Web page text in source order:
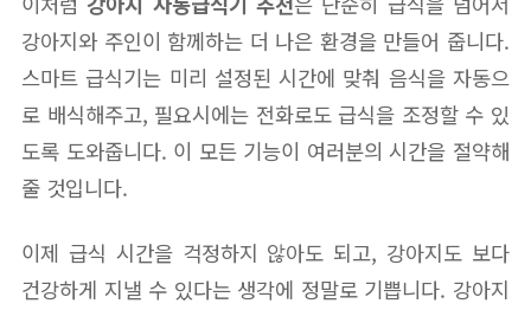
강아지와 주인이 함께하는 더 나은 환경을 만들어 줍니다.
스마트 급식기는 미리 설정된 시간에 맞춰 음식을 자동으
로 배식해주고, 필요시에는 전화로도 급식을 조정할 수 있
도록 도와줍니다. 이 모든 기능이 여러분의 시간을 절약해
줄 것입니다.
이제 급식 시간을 걱정하지 않아도 되고, 강아지도 보다
건강하게 지낼 수 있다는 생각에 정말로 기쁩니다. 강아지